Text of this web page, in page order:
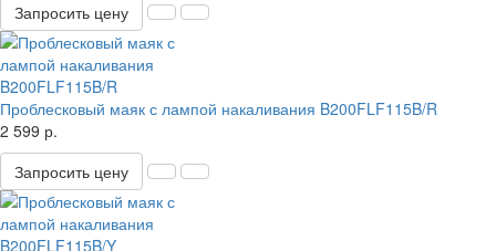
Запросить цену
Проблесковый маяк с лампой накаливания B200FLF115B/R
2 599 р.
Запросить цену